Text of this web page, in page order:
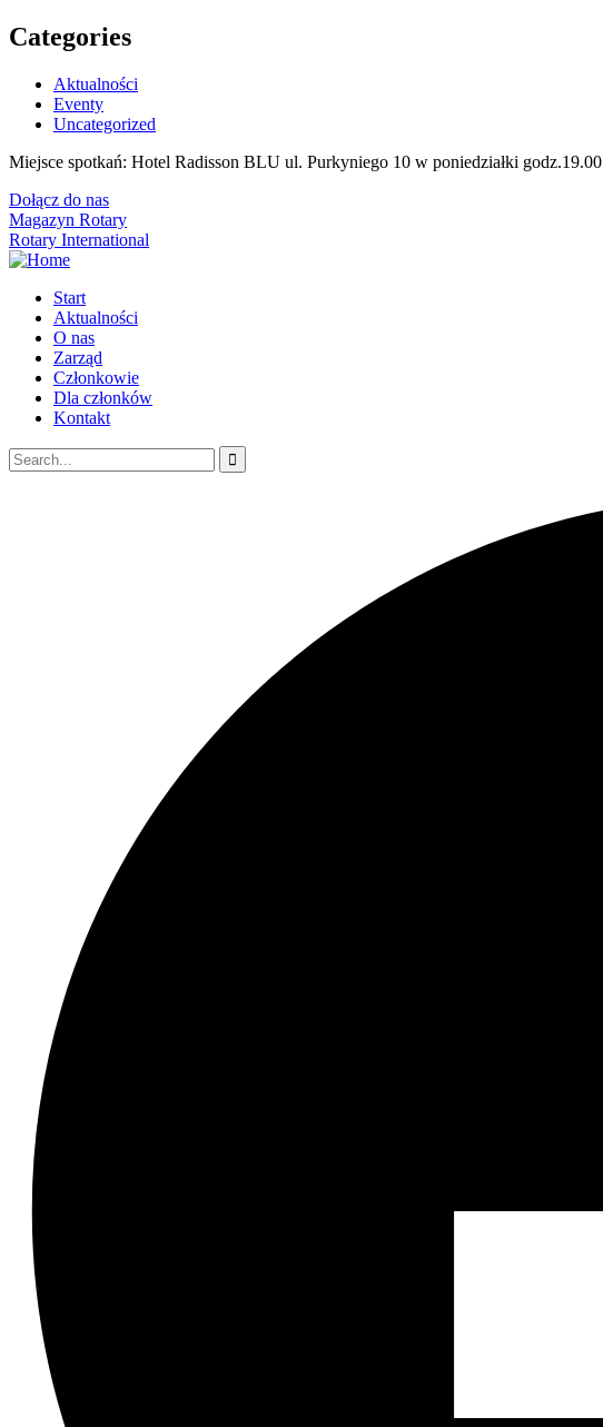
Categories
Aktualności
Eventy
Uncategorized
Miejsce spotkań: Hotel Radisson BLU ul. Purkyniego 10 w poniedziałki godz.19.00
Dołącz do nas
Magazyn Rotary
Rotary International
Start
Aktualności
O nas
Zarząd
Członkowie
Dla członków
Kontakt